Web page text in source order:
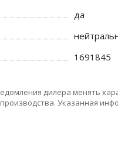
да
1691845
дилера менять
Указанная